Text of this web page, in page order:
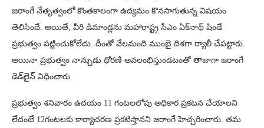
జరాంగే నేతృత్వంలో కొంతకాలంగా ఉద్యమం కొనసాగుతున్న విషయం
తెలిసిందే. అయితే, వీరి డిమాండ్లను మహారాష్ట్ర సీఎం ఏక్‌నాథ్‌ షిండే
ప్రభుత్వం పట్టించుకోలేదు. దీంతో వేలమంది ముంబై దిశగా ర్యాలీ చేపట్టారు.
అయినా ప్రభుత్వం నాన్చుడు ధోరణి అవలంభిస్తుండటంతో తాజాగా జరాంగే
డెడ్‌లైన్‌ విధించారు.
ప్రభుత్వం శనివారం ఉదయం 11 గంటలలోపు అధికార ప్రకటన చేయాలని
లేదంటే 12గంటలకు కార్యాచరణ ప్రకటిస్తానని జరాంగే హెచ్చరించారు. తమ